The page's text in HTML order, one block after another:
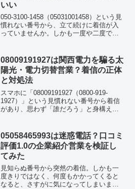
いい
050-3100-1458（05031001458）という見
慣れない番号から、立て続けに着信が入
っていませんか。しかも一度や二度では
話なのか」「もしかして重要な連絡な
の...
08009191927は関西電力を騙る太
陽光・電力切替営業？着信の正体
と対処法
スマホに「08009191927（0800-919-
1927）」という見慣れない番号から着信
があり、思わず「誰だろう」と身構えて
号は関西電力を名乗る太陽光発電・電力
プラン...
05058465993は迷惑電話？口コミ
評価1.0の企業紹介営業を検証し
てみた
見知らぬ番号から突然の着信。しかも一
度きりではなく、何度もかかってくると
なると、さすがに気になってしまいます